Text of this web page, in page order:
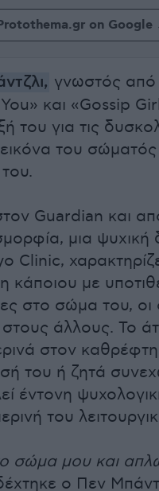
on Google
γνωστός από
και «Gossip
του για τις
εικόνα του
Guardian και
μια ψυχική
Clinic,
κάποιου με
στο σώμα του, οι
στους άλλους. Το
στον καθρέφτη,
του ή ζητά
έντονη
του
σώμα μου και
ο Πεν